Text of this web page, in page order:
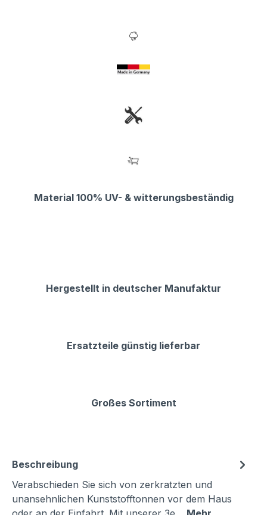
Material 100% UV- & witterungsbeständig
Hergestellt in deutscher Manufaktur
Ersatzteile günstig lieferbar
Großes Sortiment
Beschreibung
Verabschieden Sie sich von zerkratzten und
unansehnlichen Kunststofftonnen vor dem Haus